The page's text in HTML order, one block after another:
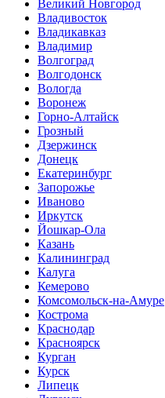
Великий Новгород
Владивосток
Владикавказ
Владимир
Волгоград
Волгодонск
Вологда
Воронеж
Горно-Алтайск
Грозный
Дзержинск
Донецк
Екатеринбург
Запорожье
Иваново
Иркутск
Йошкар-Ола
Казань
Калининград
Калуга
Кемерово
Комсомольск-на-Амуре
Кострома
Краснодар
Красноярск
Курган
Курск
Липецк